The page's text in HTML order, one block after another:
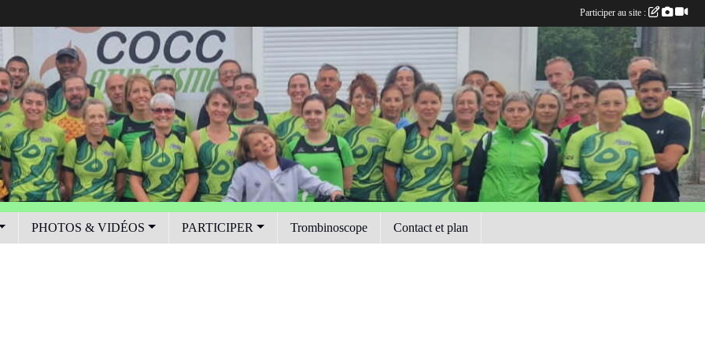
PHOTOS & VIDÉOS PARTICIPER Trombinoscope Contact et plan
Participer au site :